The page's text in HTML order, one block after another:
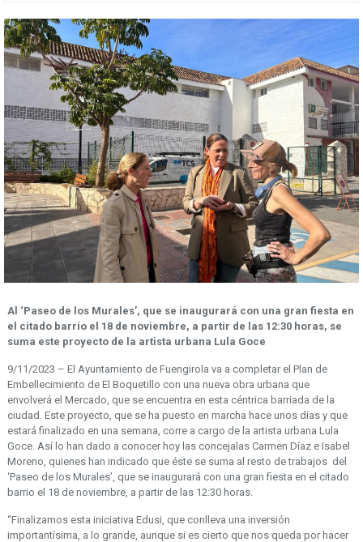
Al ‘Paseo de los Murales’, que se inaugurará con una gran fiesta en
el citado barrio el 18 de noviembre, a partir de las 12:30 horas, se
suma este proyecto de la artista urbana Lula Goce
9/11/2023 – El Ayuntamiento de Fuengirola va a completar el Plan de
Embellecimiento de El Boquetillo con una nueva obra urbana que
envolverá el Mercado, que se encuentra en esta céntrica barriada de la
ciudad. Este proyecto, que se ha puesto en marcha hace unos días y que
estará finalizado en una semana, corre a cargo de la artista urbana Lula
Goce. Así lo han dado a conocer hoy las concejalas Carmen Díaz e Isabel
Moreno, quienes han indicado que éste se suma al resto de trabajos del
‘Paseo de los Murales’, que se inaugurará con una gran fiesta en el citado
barrio el 18 de noviembre, a partir de las 12:30 horas.
“Finalizamos esta iniciativa Edusi, que conlleva una inversión
importantísima, a lo grande, aunque si es cierto que nos queda por hacer